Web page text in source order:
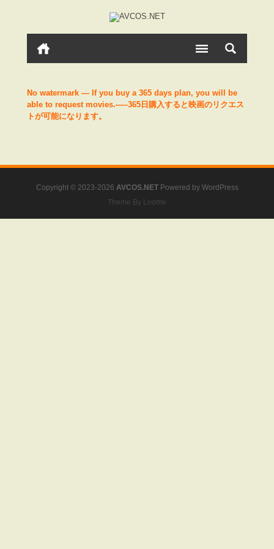
No watermark — If you buy a 365 days plan, you will be
able to request movies.—–365日購入すると映画のリクエス
トが可能になります。
Copyright © 2023-2026 AVCOS.NET Powered by WordPress
Theme By Loome